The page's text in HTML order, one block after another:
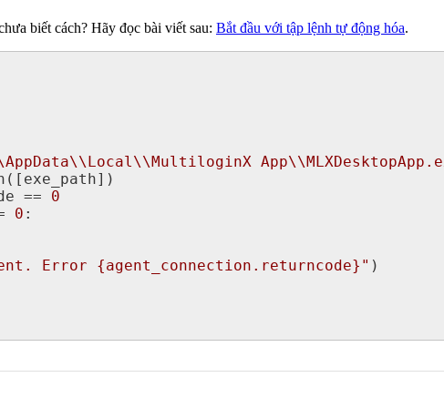
biết cách? Hãy đọc bài viết sau: Bắt đầu với tập lệnh tự động hóa.
== 0
0 :
Error {agent_connection.returncode} " )